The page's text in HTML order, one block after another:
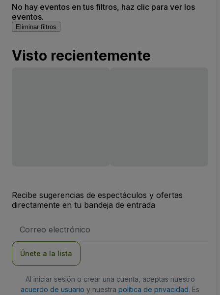
No hay eventos en tus filtros, haz clic para ver los
eventos.
Eliminar filtros
Visto recientemente
Recibe sugerencias de espectáculos y ofertas
directamente en tu bandeja de entrada
de
Únete a la lista
Al iniciar sesión o crear una cuenta, aceptas nuestro
acuerdo de usuario y nuestra política de privacidad. Es